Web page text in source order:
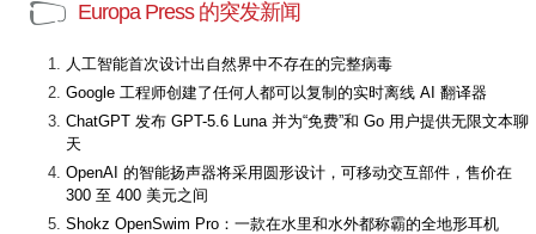
Europa Press 的突发新闻
人工智能首次设计出自然界中不存在的完整病毒
Google 工程师创建了任何人都可以复制的实时离线 AI 翻译器
ChatGPT 发布 GPT-5.6 Luna 并为“免费”和 Go 用户提供无限文本聊
天
OpenAI 的智能扬声器将采用圆形设计，可移动交互部件，售价在
300 至 400 美元之间
Shokz OpenSwim Pro：一款在水里和水外都称霸的全地形耳机